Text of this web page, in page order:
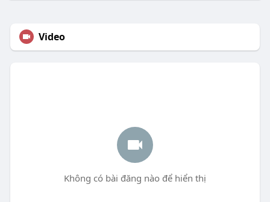
Video
Không có bài đăng nào để hiển thị